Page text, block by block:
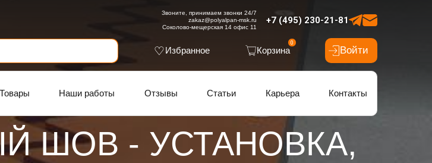
+7 (495) 230-21-81
Звоните, принимаем звонки 24/7
zakaz@polyalpan-msk.ru
Соколово-мещерская 14 офис 11
Избранное Корзина
0
Войти
Товары Наши работы Отзывы Статьи Карьера Контакты
ШОВ - УСТАНОВКА,